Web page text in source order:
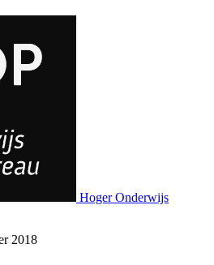
Hoger Onderwijs
2018